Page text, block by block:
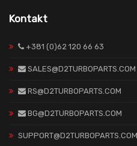
Kontakt
+381 (0)62 120 66 63
SALES@D2TURBOPARTS.COM
RS@D2TURBOPARTS.COM
BG@D2TURBOPARTS.COM
SUPPORT@D2TURBOPARTS.COM